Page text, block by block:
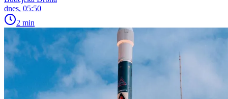
dnes, 05:50
2 min